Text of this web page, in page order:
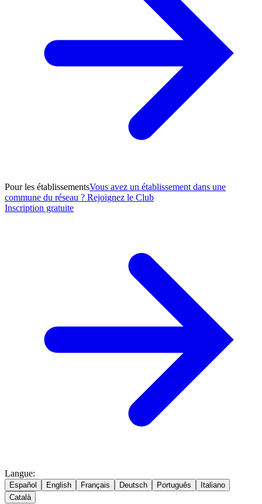
Pour les établissementsVous avez un établissement dans une
commune du réseau ? Rejoignez le Club
Inscription gratuite
Langue:
Español English Français Deutsch Português
Italiano
Català